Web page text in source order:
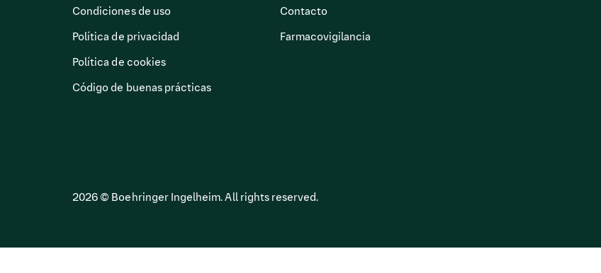
Condiciones de uso
Política de privacidad
Política de cookies
Código de buenas prácticas
Contacto
Farmacovigilancia
2026 © Boehringer Ingelheim. All rights reserved.